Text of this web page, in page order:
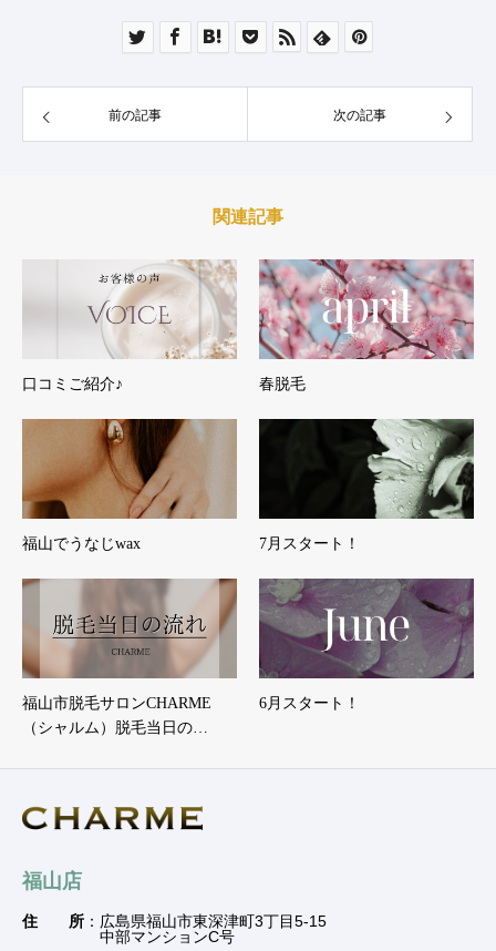
前の記事 次の記事
関連記事
口コミご紹介♪ 春脱毛
福山でうなじwax 7月スタート！
福山市脱毛サロンCHARME
（シャルム）脱毛当日の…
6月スタート！
福山店
住 所 ：広島県福山市東深津町3丁目5-15
中部マンションC号